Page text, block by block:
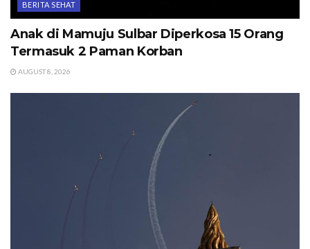
BERITA SEHAT
Anak di Mamuju Sulbar Diperkosa 15 Orang
Termasuk 2 Paman Korban
AUGUST 8, 2026